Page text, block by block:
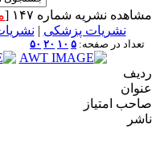
مشاهده نشریه شماره ۱۴۷ [
نشریات پزشکی |
تعداد در صفحه: ۵ ۱۰ ۲۰ ۵۰
ردیف
عنوان
صاحب امتیاز
ناشر